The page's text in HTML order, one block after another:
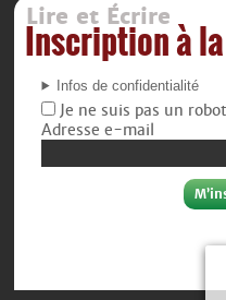
Lire et Écrire
Inscription à
Infos de confidentialité
Je ne suis pas un robot
Adresse e-mail